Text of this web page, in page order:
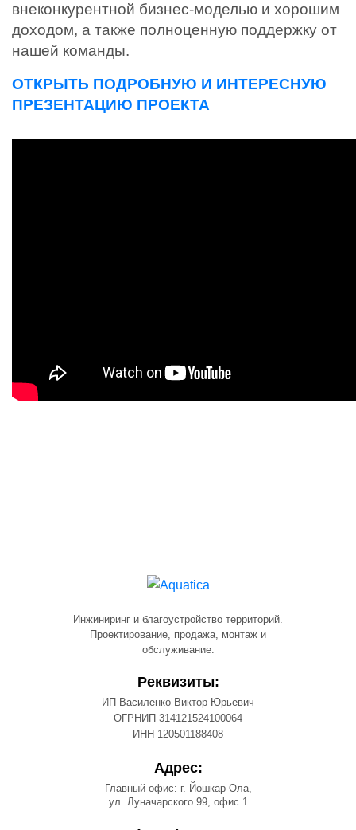
внеконкурентной бизнес-моделью и хорошим
доходом, а также полноценную поддержку от
нашей команды.
ОТКРЫТЬ ПОДРОБНУЮ И ИНТЕРЕСНУЮ
ПРЕЗЕНТАЦИЮ ПРОЕКТА
Инжиниринг и благоустройство территорий.
Проектирование, продажа, монтаж и
обслуживание.
Реквизиты:
ИП Василенко Виктор Юрьевич
ОГРНИП 314121524100064
ИНН 120501188408
Адрес:
Главный офис: г. Йошкар-Ола,
ул. Луначарского 99, офис 1